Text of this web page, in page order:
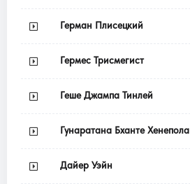
Герман Плисецкий
Гермес Трисмегист
Геше Джампа Тинлей
Гунаратана Бханте Хенепола
Дайер Уэйн